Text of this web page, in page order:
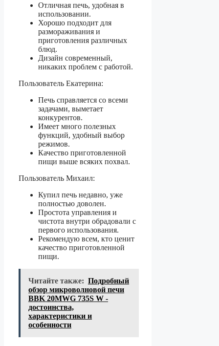
Отличная печь, удобная в
использовании.
Хорошо подходит для
размораживания и
приготовления различных
блюд.
Дизайн современный,
никаких проблем с работой.
Пользователь Екатерина:
Печь справляется со всеми
задачами, выметает
конкурентов.
Имеет много полезных
функций, удобный выбор
режимов.
Качество приготовленной
пищи выше всяких похвал.
Пользователь Михаил:
Купил печь недавно, уже
полностью доволен.
Простота управления и
чистота внутри обрадовали с
первого использования.
Рекомендую всем, кто ценит
качество приготовленной
пищи.
Читайте также: Подробный
обзор микроволновой печи
BBK 20MWG 735S W -
достоинства,
характеристики и
особенности